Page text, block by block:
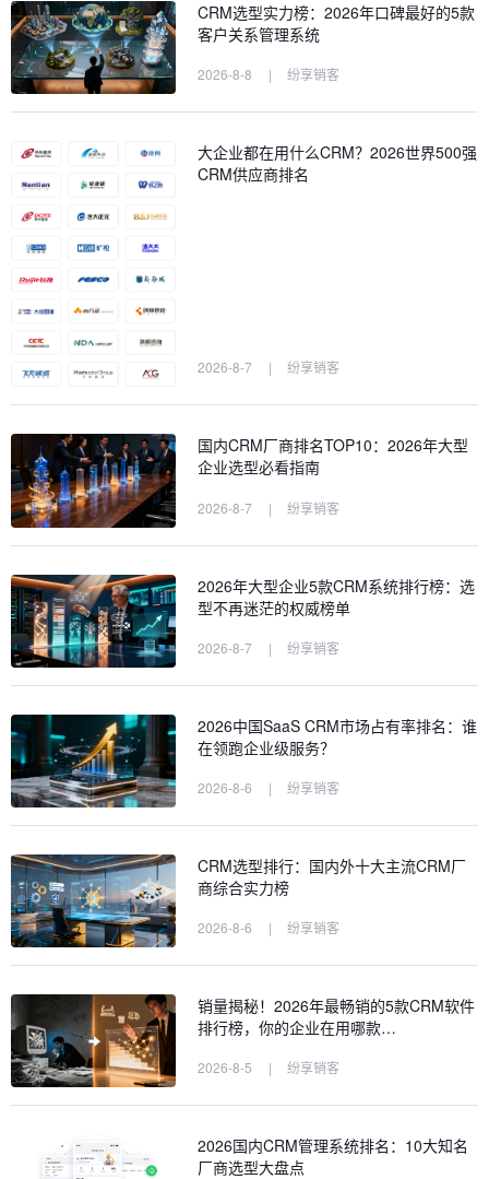
CRM选型实力榜：2026年口碑最好的5款
客户关系管理系统
2026-8-8 | 纷享销客
大企业都在用什么CRM？2026世界500强
CRM供应商排名
2026-8-7 | 纷享销客
国内CRM厂商排名TOP10：2026年大型
企业选型必看指南
2026-8-7 | 纷享销客
2026年大型企业5款CRM系统排行榜：选
型不再迷茫的权威榜单
2026-8-7 | 纷享销客
2026中国SaaS CRM市场占有率排名：谁
在领跑企业级服务？
2026-8-6 | 纷享销客
CRM选型排行：国内外十大主流CRM厂
商综合实力榜
2026-8-6 | 纷享销客
销量揭秘！2026年最畅销的5款CRM软件
排行榜，你的企业在用哪款…
2026-8-5 | 纷享销客
2026国内CRM管理系统排名：10大知名
厂商选型大盘点